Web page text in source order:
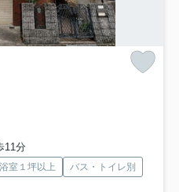
11分
浴室１坪以上
バス・トイレ別